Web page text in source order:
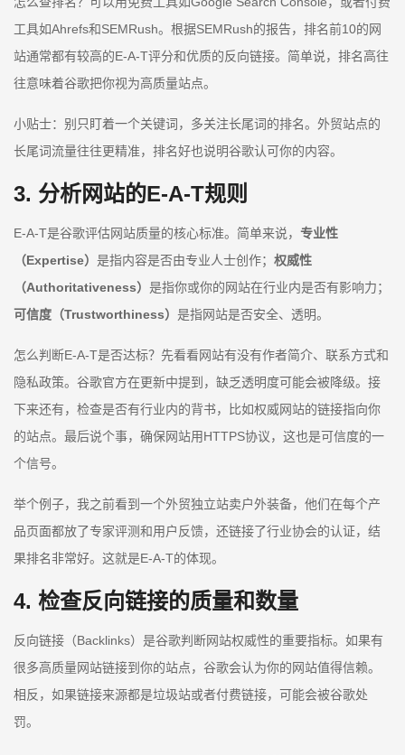
工具如Ahrefs和SEMRush。根据SEMRush的报告，排名前10的网
站通常都有较高的E-A-T评分和优质的反向链接。简单说，排名高往
往意味着谷歌把你视为高质量站点。
小贴士：别只盯着一个关键词，多关注长尾词的排名。外贸站点的
长尾词流量往往更精准，排名好也说明谷歌认可你的内容。
3. 分析网站的E-A-T规则
E-A-T是谷歌评估网站质量的核心标准。简单来说， 专业性
（Expertise） 是指内容是否由专业人士创作； 权威性
（Authoritativeness） 是指你或你的网站在行业内是否有影响力；
可信度（Trustworthiness） 是指网站是否安全、透明。
怎么判断E-A-T是否达标？先看看网站有没有作者简介、联系方式和
隐私政策。谷歌官方在更新中提到，缺乏透明度可能会被降级。接
下来还有，检查是否有行业内的背书，比如权威网站的链接指向你
的站点。最后说个事，确保网站用HTTPS协议，这也是可信度的一
个信号。
举个例子，我之前看到一个外贸独立站卖户外装备，他们在每个产
品页面都放了专家评测和用户反馈，还链接了行业协会的认证，结
果排名非常好。这就是E-A-T的体现。
4. 检查反向链接的质量和数量
反向链接（Backlinks）是谷歌判断网站权威性的重要指标。如果有
很多高质量网站链接到你的站点，谷歌会认为你的网站值得信赖。
相反，如果链接来源都是垃圾站或者付费链接，可能会被谷歌处
罚。